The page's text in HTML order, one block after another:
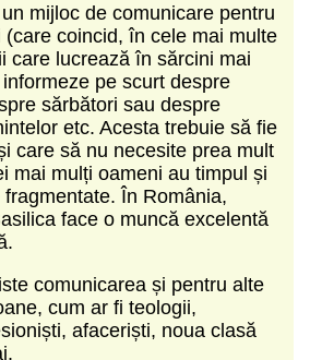
mijloc de comunicare pentru
coincid, în cele mai multe
care lucrează în sărcini mai
pe scurt despre
sărbători sau despre
etc. Acesta trebuie să fie
care să nu necesite prea mult
mai mulți oameni au timpul și
În România,
face o muncă excelentă
comunicarea și pentru alte
cum ar fi teologii,
afaceriști, noua clasă